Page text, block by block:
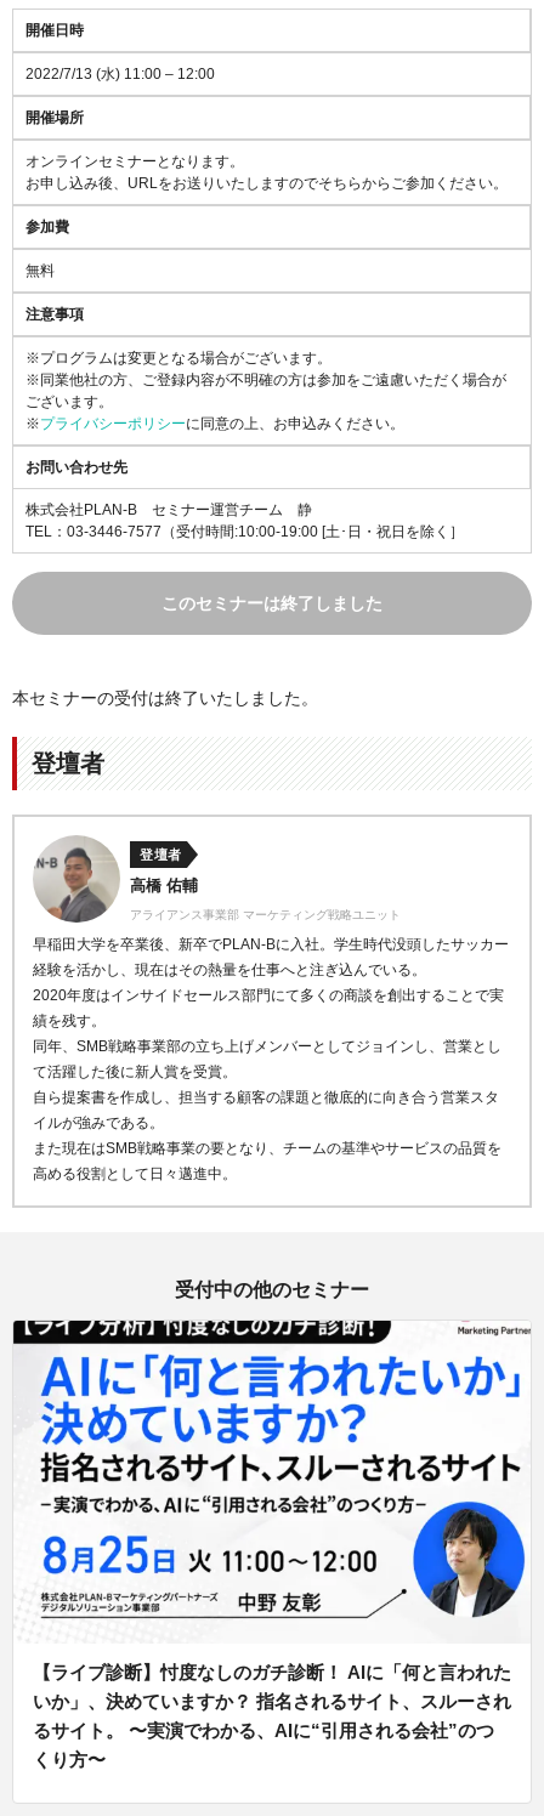
開催日時
2022/7/13 (水) 11:00 – 12:00
開催場所
オンラインセミナーとなります。
お申し込み後、URLをお送りいたしますのでそちらからご参加ください。
参加費
無料
注意事項
※プログラムは変更となる場合がございます。
※同業他社の方、ご登録内容が不明確の方は参加をご遠慮いただく場合が
ございます。
※プライバシーポリシーに同意の上、お申込みください。
お問い合わせ先
株式会社PLAN-B セミナー運営チーム 静
TEL：03-3446-7577（受付時間:10:00-19:00 [土･日・祝日を除く］
このセミナーは終了しました
本セミナーの受付は終了いたしました。
登壇者
登壇者
高橋 佑輔
アライアンス事業部 マーケティング戦略ユニット
早稲田大学を卒業後、新卒でPLAN-Bに入社。学生時代没頭したサッカー
経験を活かし、現在はその熱量を仕事へと注ぎ込んでいる。
2020年度はインサイドセールス部門にて多くの商談を創出することで実
績を残す。
同年、SMB戦略事業部の立ち上げメンバーとしてジョインし、営業とし
て活躍した後に新人賞を受賞。
自ら提案書を作成し、担当する顧客の課題と徹底的に向き合う営業スタ
イルが強みである。
また現在はSMB戦略事業の要となり、チームの基準やサービスの品質を
高める役割として日々邁進中。
受付中の他のセミナー
【ライブ診断】忖度なしのガチ診断！ AIに「何と言われた
いか」、決めていますか？ 指名されるサイト、スルーされ
るサイト。 〜実演でわかる、AIに“引用される会社”のつ
くり方〜